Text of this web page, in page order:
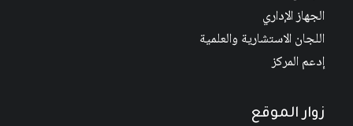
الجهاز الإداري
اللجان الاستشارية والعلمية
إدعم المركز
زوار الموقع